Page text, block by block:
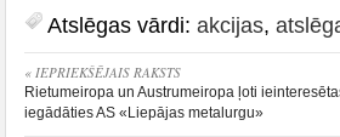
Atslēgas vārdi: akcijas,
« IEPRIEKŠĒJAIS RAKSTS
Rietumeiropa un Austrumeiropa ļoti
iegādāties AS «Liepājas metalurgu»